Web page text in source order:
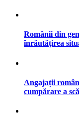
Românii din
înrăutățirea
Angajații
cumpărare a